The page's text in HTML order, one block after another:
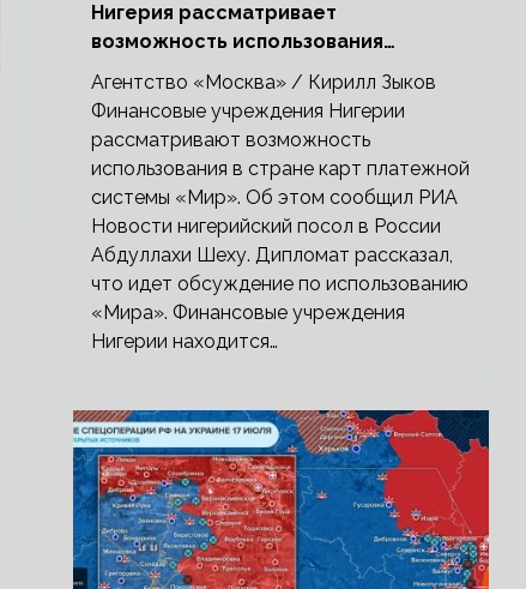
Нигерия рассматривает
возможность использования
платежной системы «Мир»
Агентство «Москва» / Кирилл Зыков
Финансовые учреждения Нигерии
рассматривают возможность
использования в стране карт платежной
системы «Мир». Об этом сообщил РИА
Новости нигерийский посол в России
Абдуллахи Шеху. Дипломат рассказал,
что идет обсуждение по использованию
«Мира». Финансовые учреждения
Нигерии находится…